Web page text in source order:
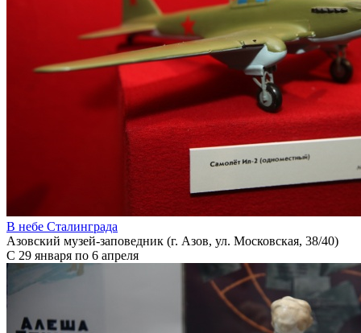
В небе Сталинграда
Азовский музей-заповедник (г. Азов, ул. Московская, 38/40)
С 29 января по 6 апреля